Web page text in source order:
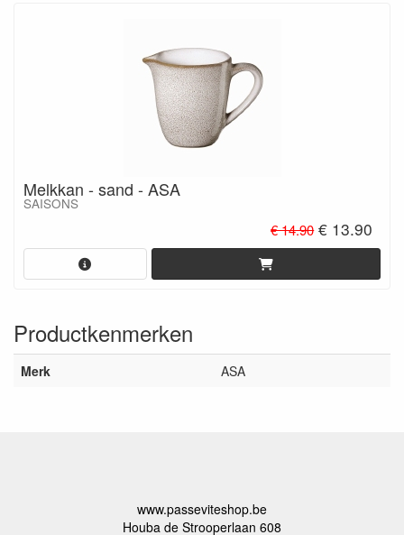
Melkkan - sand - ASA
SAISONS
€ 14.90€ 13.90
Productkenmerken
Merk ASA
www.passeviteshop.be
Houba de Strooperlaan 608